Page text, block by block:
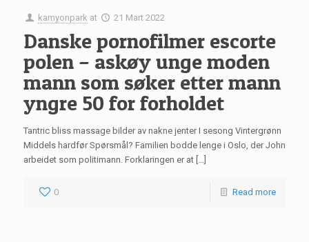
kamyonpark at 21 Mart 2022
Danske pornofilmer escorte
polen – askøy unge moden
mann som søker etter mann
yngre 50 for forholdet
Tantric bliss massage bilder av nakne jenter I sesong Vintergrønn
Middels hardfør Spørsmål? Familien bodde lenge i Oslo, der John
arbeidet som politimann. Forklaringen er at […]
0 Read more